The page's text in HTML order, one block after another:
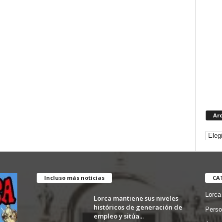
Incluso más noticias
Lorca mantiene sus niveles
históricos de generación de
empleo y sitúa...
Lorca